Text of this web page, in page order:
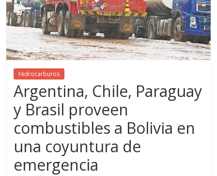
Hidrocarburos
Argentina, Chile, Paraguay
y Brasil proveen
combustibles a Bolivia en
una coyuntura de
emergencia